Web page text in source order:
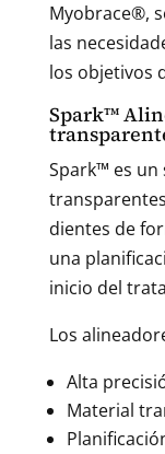
Myobrace®,
las
los objetivos
Spark™
Spark™ es un
dientes de
una
inicio del
Los
Alta
Material